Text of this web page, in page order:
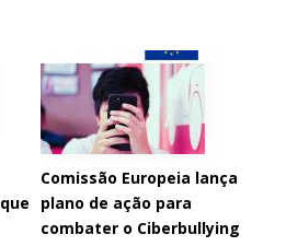
Comissão Europeia lança
plano de ação para
combater o Ciberbullying